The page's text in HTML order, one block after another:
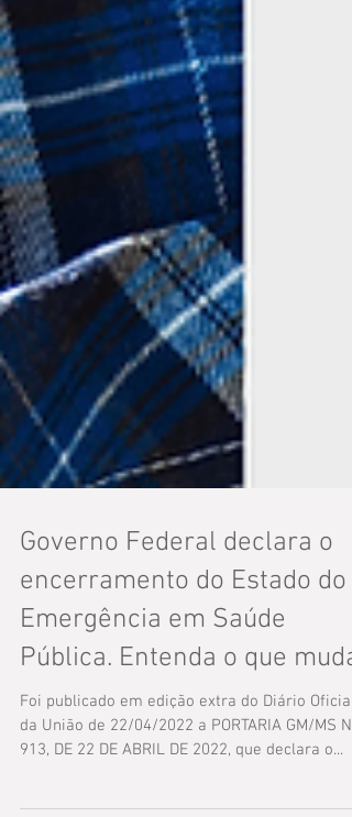
Governo Federal declara o
encerramento do Estado do
Emergência em Saúde
Pública. Entenda o que muda
Foi publicado em edição extra do Diário Oficial